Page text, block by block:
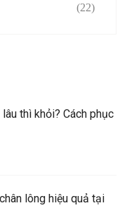
(22)
thì khỏi? Cách phục
lông hiệu quả tại